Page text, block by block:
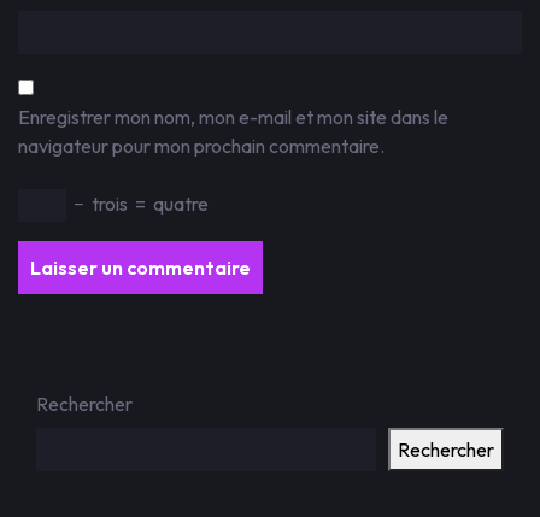
Enregistrer mon nom, mon e-mail et mon site dans le
navigateur pour mon prochain commentaire.
− trois = quatre
Rechercher
Rechercher